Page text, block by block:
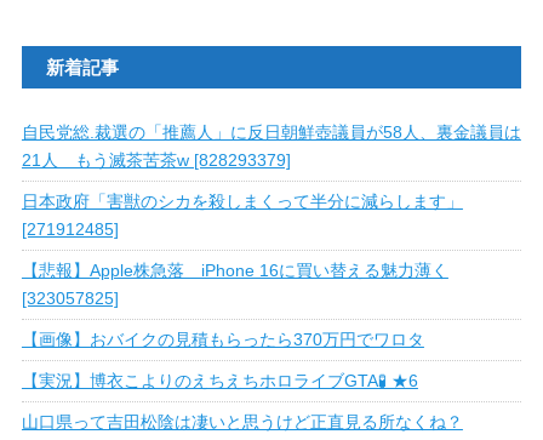
新着記事
自民党総.裁選の「推薦人」に反日朝鮮壺議員が58人、裏金議員は
21人 もう滅茶苦茶w [828293379]
日本政府「害獣のシカを殺しまくって半分に減らします」
[271912485]
【悲報】Apple株急落 iPhone 16に買い替える魅力薄く
[323057825]
【画像】おバイクの見積もらったら370万円でワロタ
【実況】博衣こよりのえちえちホロライブGTA🧪 ★6
山口県って吉田松陰は凄いと思うけど正直見る所なくね？